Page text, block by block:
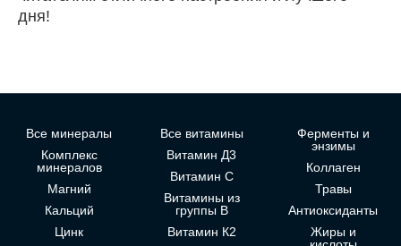
дня!
Все минералы
Комплекс
минералов
Магний
Кальций
Цинк
Все витамины
Витамин Д3
Витамин С
Витамины из
группы В
Витамин К2
Ферменты и
энзимы
Коллаген
Травы
Антиоксиданты
Жиры и